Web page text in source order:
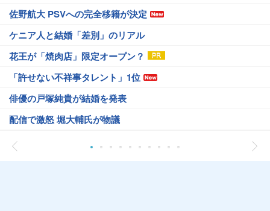
佐野航大 PSVへの完全移籍が決定
ケニア人と結婚「差別」のリアル
花王が「焼肉店」限定オープン？
「許せない不祥事タレント」1位
俳優の戸塚純貴が結婚を発表
配信で激怒 堀大輔氏が物議